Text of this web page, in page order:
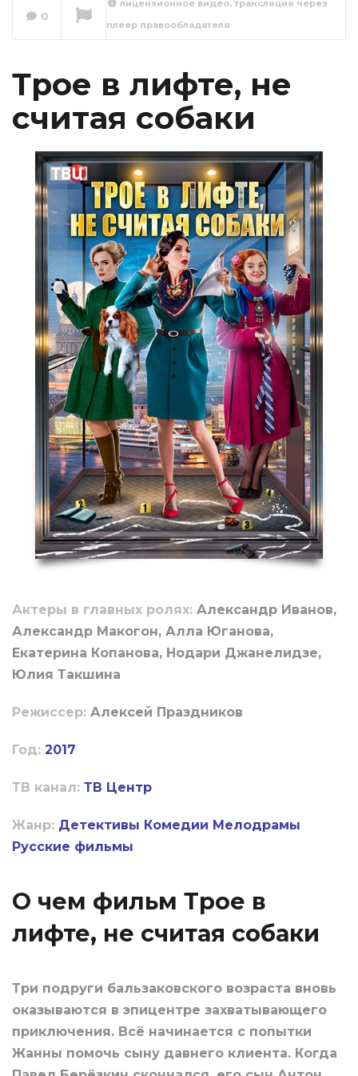
считая собаки 1
0
лицензионное видео, трансляция через
плеер правообладателя
Трое в лифте, не
считая собаки
Актеры в главных ролях: Александр Иванов,
Александр Макогон, Алла Юганова,
Екатерина Копанова, Нодари Джанелидзе,
Юлия Такшина
Режиссер: Алексей Праздников
Год: 2017
ТВ канал: ТВ Центр
Жанр: Детективы Комедии Мелодрамы
Русские фильмы
О чем фильм Трое в
лифте, не считая собаки
Три подруги бальзаковского возраста вновь
оказываются в эпицентре захватывающего
приключения. Всё начинается с попытки
Жанны помочь сыну давнего клиента. Когда